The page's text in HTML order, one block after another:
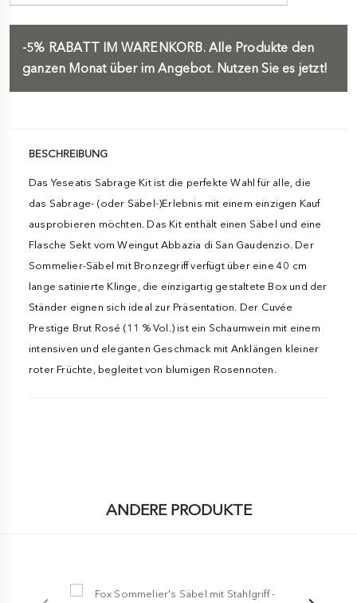
-5% RABATT IM WARENKORB.Alle Produkte den
ganzen Monat über im Angebot. Nutzen Sie es jetzt!
BESCHREIBUNG
Das Yeseatis Sabrage Kit ist die perfekte Wahl für alle, die
das Sabrage- (oder Säbel-)Erlebnis mit einem einzigen Kauf
ausprobieren möchten. Das Kit enthält einen Säbel und eine
Flasche Sekt vom Weingut Abbazia di San Gaudenzio. Der
Sommelier-Säbel mit Bronzegriff verfügt über eine 40 cm
lange satinierte Klinge, die einzigartig gestaltete Box und der
Ständer eignen sich ideal zur Präsentation. Der Cuvée
Prestige Brut Rosé (11 % Vol.) ist ein Schaumwein mit einem
intensiven und eleganten Geschmack mit Anklängen kleiner
roter Früchte, begleitet von blumigen Rosennoten.
ANDERE PRODUKTE